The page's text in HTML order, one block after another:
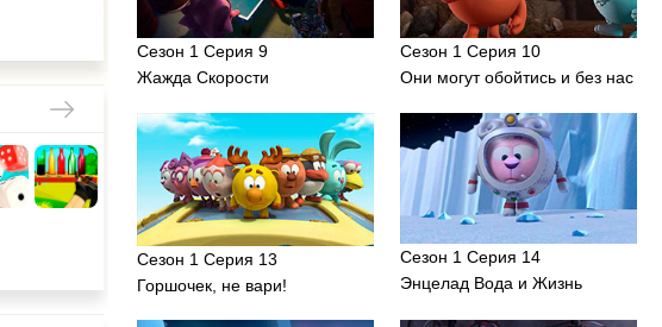
Сезон 1 Серия 9
Жажда Скорости
Сезон 1 Серия 10
Они могут обойтись и без нас
Сезон 1 Серия 13
Горшочек, не вари!
Сезон 1 Серия 14
Энцелад Вода и Жизнь